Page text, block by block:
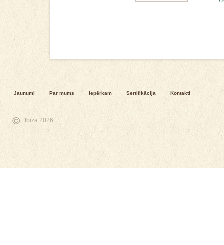
Jaunumi Par mums Iepērkam Sertifikācija Kontakti
© Ibiza 2026